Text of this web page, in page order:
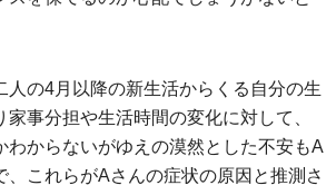
人の4月以降の新生活からくる自分の生
事分担や生活時間の変化に対して、
わからないがゆえの漠然とした不安もA
、これらがAさんの症状の原因と推測さ